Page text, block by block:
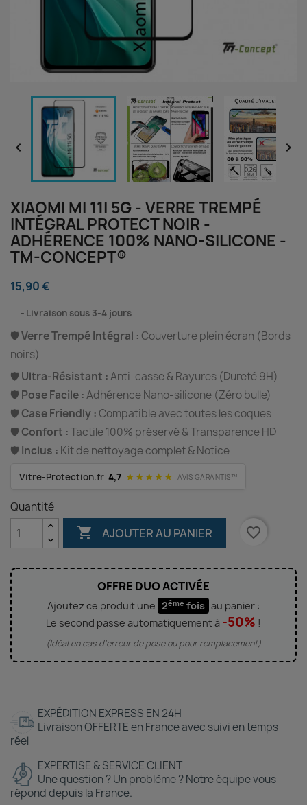
 
XIAOMI MI 11I 5G - VERRE TREMPÉ
INTÉGRAL PROTECT NOIR -
ADHÉRENCE 100% NANO-SILICONE -
TM-CONCEPT®
15,90 €
Livraison sous 3-4 jours
🛡️Verre Trempé Intégral : Couverture plein écran (Bords
noirs)
🛡️ Ultra-Résistant :Anti-casse & Rayures (Dureté 9H)
🛡️ Pose Facile :Adhérence Nano-silicone (Zéro bulle)
🛡️ Case Friendly : Compatible avec toutes les coques
🛡️ Confort :Tactile 100% préservé & Transparence HD
🛡️ Inclus : Kit de nettoyage complet & Notice
Vitre-Protection.fr 4,7 ★★★★★ AVIS GARANTIS™
Quantité
 AJOUTER AU PANIER favorite_border
OFFRE DUO ACTIVÉE
Ajoutez ce produit une 2ème fois au panier :
Le second passe automatiquement à -50% !
(Idéal en cas d'erreur de pose ou pour remplacement)
EXPÉDITION EXPRESS EN 24H
Livraison OFFERTE en France avec suivi en temps
réel
EXPERTISE & SERVICE CLIENT
Une question ? Un problème ? Notre équipe vous
répond depuis la France.